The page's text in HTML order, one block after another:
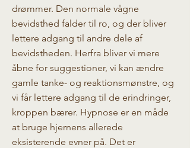
drømmer. Den normale vågne
bevidsthed falder til ro, og der bliver
lettere adgang til andre dele af
bevidstheden. Herfra bliver vi mere
åbne for suggestioner, vi kan ændre
gamle tanke- og reaktionsmønstre, og
vi får lettere adgang til de erindringer,
kroppen bærer. Hypnose er en måde
at bruge hjernens allerede
eksisterende evner på. Det er